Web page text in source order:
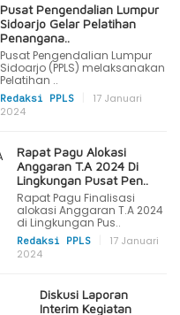
Pusat Pengendalian Lumpur
Sidoarjo Gelar Pelatihan
Penangana..
Pusat Pengendalian Lumpur
Sidoarjo (PPLS) melaksanakan
Pelatihan ..
Redaksi PPLS
17 Januari
2024
Rapat Pagu Alokasi
Anggaran T.A 2024 Di
Lingkungan Pusat Pen..
Rapat Pagu Finalisasi
alokasi Anggaran T.A 2024
di Lingkungan Pus..
Redaksi PPLS
17 Januari
2024
Diskusi Laporan
Interim Kegiatan